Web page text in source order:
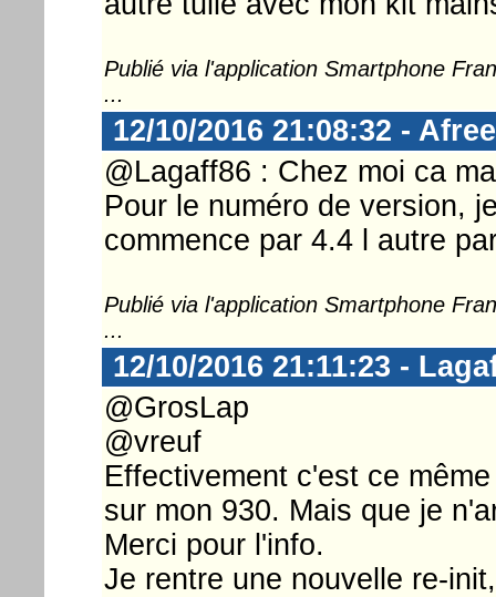
Publié via l'application Smartphone
...
12/10/2016 21:08:32 -
@Lagaff86 : Chez moi ca
Pour le numéro de version,
commence par 4.4 l autre
Publié via l'application Smartphone
...
12/10/2016 21:11:23 -
@GrosLap
@vreuf
Effectivement c'est ce
sur mon 930. Mais que je
Merci pour l'info.
Je rentre une nouvelle re-